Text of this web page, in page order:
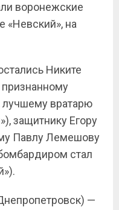
воронежские
«Невский», на
Никите
признанному
вратарю
защитнику Егору
Павлу Лемешову
стал
—